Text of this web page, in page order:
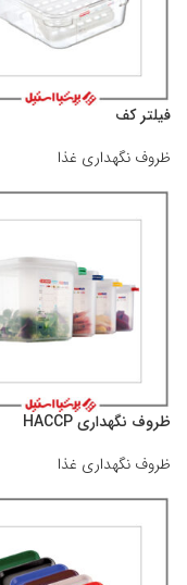
فیلتر کف
ظروف نگهداری غذا
ظروف نگهداری HACCP
ظروف نگهداری غذا